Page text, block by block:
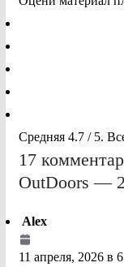
Средняя 4.7/ 5.
17
OutDoors —
Alex
11 апреля, 2026 в